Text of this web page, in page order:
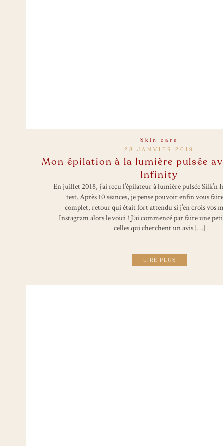
LIRE PLUS
En juillet 2018, j’ai reçu l’épilateur à lumière pulsée
test. Après 10 séances, je pense pouvoir enfin vous
complet, retour qui était fort attendu si j’en crois vos
Instagram alors le voici ! J’ai commencé par faire une
celles qui cherchent un avis […]
28 JANVIER 2019
Mon épilation à la lumière pulsée
Infinity
Skin care